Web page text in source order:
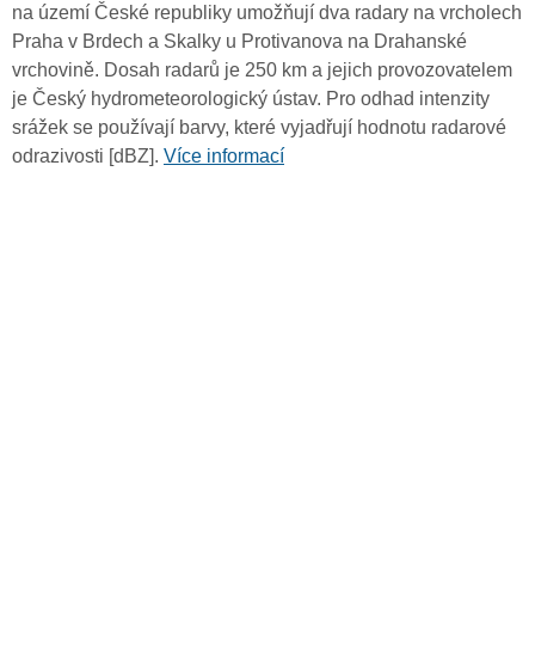
na území České republiky umožňují dva radary na vrcholech
Praha v Brdech a Skalky u Protivanova na Drahanské
vrchovině. Dosah radarů je 250 km a jejich provozovatelem
je Český hydrometeorologický ústav. Pro odhad intenzity
srážek se používají barvy, které vyjadřují hodnotu radarové
odrazivosti [dBZ]. Více informací